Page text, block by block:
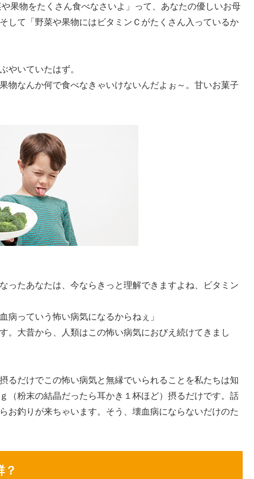
果物をたくさん食べなさいよ」って、あなたの優しいお母
して「野菜や果物にはビタミンＣがたくさん入っているか
やいていたはず。
物なんか何で食べなきゃいけないんだよぉ～。甘いお菓子
ったあなたは、今ならきっと理解できますよね、ビタミン
病っていう怖い病気になるからねぇ」
。大昔から、人類はこの怖い病気におびえ続けてきまし
るだけでこの怖い病気と無縁でいられることを私たちは知
（粉末の結晶だったら耳かき１杯ほど）摂るだけです。話
お釣りが来ちゃいます。そう、壊血病にならないだけのた
？